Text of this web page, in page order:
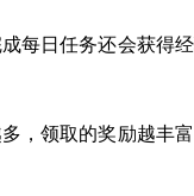
每日任务还会获得
，领取的奖励越丰